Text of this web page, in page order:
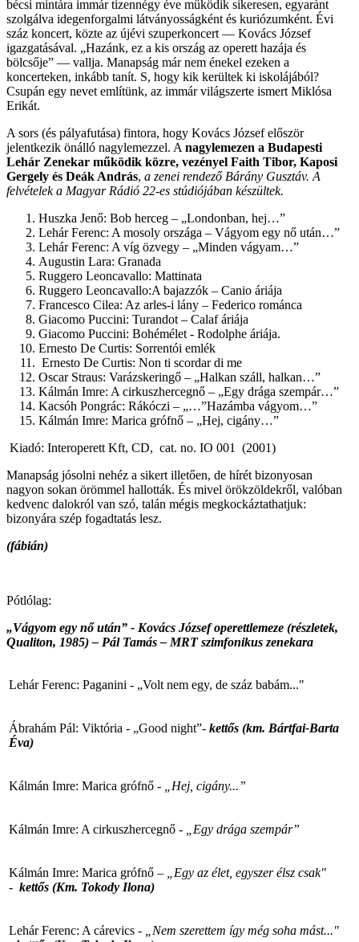
bécsi mintára immár tizennégy éve működik sikeresen, egyaránt
szolgálva idegenforgalmi látványosságként és kuriózumként. Évi
száz koncert, közte az újévi szuperkoncert — Kovács József
igazgatásával. „Hazánk, ez a kis ország az operett hazája és
bölcsője” — vallja. Manapság már nem énekel ezeken a
koncerteken, inkább tanít. S, hogy kik kerültek ki iskolájából?
Csupán egy nevet említünk, az immár világszerte ismert Miklósa
Erikát.
A sors (és pályafutása) fintora, hogy Kovács József először
jelentkezik önálló nagylemezzel. A nagylemezen a Budapesti
Lehár Zenekar működik közre, vezényel Faith Tibor, Kaposi
Gergely és Deák András, a zenei rendező Bárány Gusztáv. A
felvételek a Magyar Rádió 22-es stúdiójában készültek.
Huszka Jenő: Bob herceg – „Londonban, hej…”
Lehár Ferenc: A mosoly országa – Vágyom egy nő után…”
Lehár Ferenc: A víg özvegy – „Minden vágyam…”
Augustin Lara: Granada
Ruggero Leoncavallo: Mattinata
Ruggero Leoncavallo:A bajazzók – Canio áriája
Francesco Cilea: Az arles-i lány – Federico románca
Giacomo Puccini: Turandot – Calaf áriája
Giacomo Puccini: Bohémélet - Rodolphe áriája.
Ernesto De Curtis: Sorrentói emlék
Ernesto De Curtis: Non ti scordar di me
Oscar Straus: Varázskeringő – „Halkan száll, halkan…”
Kálmán Imre: A cirkuszhercegnő – „Egy drága szempár…”
Kacsóh Pongrác: Rákóczi – „…”Hazámba vágyom…”
Kálmán Imre: Marica grófnő – „Hej, cigány…”
Kiadó: Interoperett Kft, CD, cat. no. IO 001 (2001)
Manapság jósolni nehéz a sikert illetően, de hírét bizonyosan
nagyon sokan örömmel hallották. És mivel örökzöldekről, valóban
kedvenc dalokról van szó, talán mégis megkockáztathatjuk:
bizonyára szép fogadtatás lesz.
(fábián)
Pótlólag:
„Vágyom egy nő után” - Kovács József operettlemeze (részletek,
Qualiton, 1985) – Pál Tamás – MRT szimfonikus zenekara
Lehár Ferenc: Paganini - „Volt nem egy, de száz babám..."
Ábrahám Pál: Viktória - „Good night”- kettős (km. Bártfai-Barta
Éva)
Kálmán Imre: Marica grófnő - „Hej, cigány...”
Kálmán Imre: A cirkuszhercegnő - „Egy drága szempár”
Kálmán Imre: Marica grófnő – „Egy az élet, egyszer élsz csak"
- kettős (Km. Tokody Ilona)
Lehár Ferenc: A cárevics - „Nem szerettem így még soha mást..."